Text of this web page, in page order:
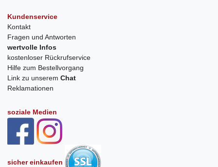
Kundenservice
Kontakt
Fragen und Antworten
wertvolle Infos
kostenloser Rückrufservice
Hilfe zum Bestellvorgang
Link zu unserem Chat
Reklamationen
soziale Medien
sicher einkaufen